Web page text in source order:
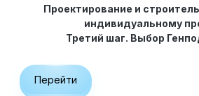
Проектирование и
индивидуальному
Третий шаг. Выбор
Перейти